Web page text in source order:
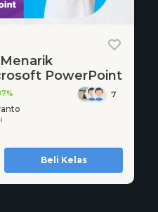
PowerPoint
7
Beli Kelas